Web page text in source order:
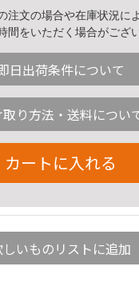
注文の場合や在庫状況に
間をいただく場合がござ
日出荷条件について
り方法・送料につい
カートに入れる
いものリストに追加